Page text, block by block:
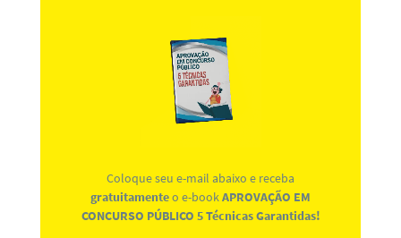
Coloque seu e-mail abaixo e receba
gratuitamenteo e-bookAPROVAÇÃO EM
CONCURSO PÚBLICO 5 Técnicas Garantidas!